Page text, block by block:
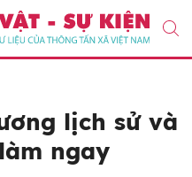
lịch sử và
ngay